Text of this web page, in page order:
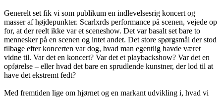
Generelt set fik vi som publikum en indlevelsesrig koncert og
masser af højdepunkter. Scarlxrds performance på scenen, vejede op
for, at der reelt ikke var et sceneshow. Det var basalt set bare to
mennesker på en scenen og intet andet. Det store spørgsmål der stod
tilbage efter koncerten var dog, hvad man egentlig havde været
vidne til. Var det en koncert? Var det et playbackshow? Var det en
opførelse – eller hvad det bare en sprudlende kunstner, der lod til at
have det ekstremt fedt?
Med fremtiden lige om hjørnet og en markant udvikling i, hvad vi